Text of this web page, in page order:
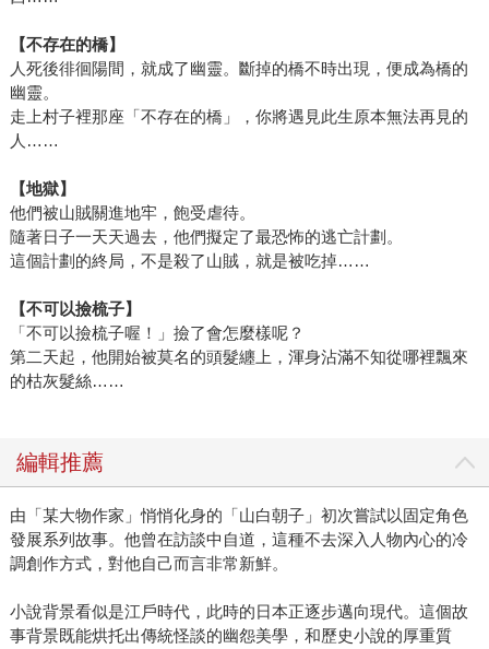
【不存在的橋】
人死後徘徊陽間，就成了幽靈。斷掉的橋不時出現，便成為橋的
幽靈。
走上村子裡那座「不存在的橋」，你將遇見此生原本無法再見的
人……
【地獄】
他們被山賊關進地牢，飽受虐待。
隨著日子一天天過去，他們擬定了最恐怖的逃亡計劃。
這個計劃的終局，不是殺了山賊，就是被吃掉……
【不可以撿梳子】
「不可以撿梳子喔！」撿了會怎麼樣呢？
第二天起，他開始被莫名的頭髮纏上，渾身沾滿不知從哪裡飄來
的枯灰髮絲……
編輯推薦
由「某大物作家」悄悄化身的「山白朝子」初次嘗試以固定角色
發展系列故事。他曾在訪談中自道，這種不去深入人物內心的冷
調創作方式，對他自己而言非常新鮮。
小說背景看似是江戶時代，此時的日本正逐步邁向現代。這個故
事背景既能烘托出傳統怪談的幽怨美學，和歷史小說的厚重質